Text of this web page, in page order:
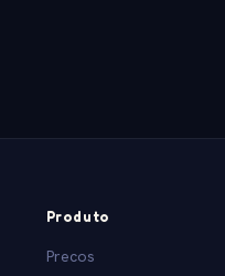
Produto
Precos